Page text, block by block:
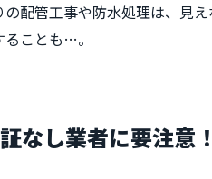
の配管工事や防水処理は、見
ことも…。
なし業者に要注意